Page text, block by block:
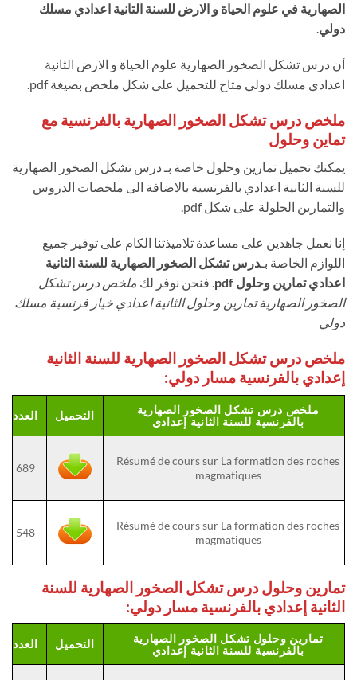
الصهارية في علوم الحياة و الارض للسنة التانية اعدادي مسلك
دولي
أن درس تشكل الصخور الصهارية علوم الحياة و الارض الثانية
اعدادي مسلك دولي متاح للتحميل على شكل ملخص بصيغة pdf.
ملخص درس تشكل الصخور الصهارية بالفرنسية مع
تماين وحلول
يمكنك تحميل تمارين وحلول خاصة بـ درس تشكل الصخور الصهارية
للسنة الثانية اعدادي بالفرنسية بالاضافة الى ملخصات الدروس
والتمارين الحلولة على شكل pdf.
إنا نعمل جاهدين على مساعدة تلاميذتنا الكام على توفير جميع
اللوازم الخاصة بـدرس تشكل الصخور الصهارية للسنة الثانية
اعدادي تمارين وحلول pdf
. فنحن نوفر لك ملخص درس تشكل
الصخور الصهارية تمارين وحلول الثانية اعدادي خيار فرنسية مسلك
دولي
ملخص درس تشكل الصخور الصهارية للسنة الثانية
إعدادي بالفرنسية مسار دولي:
ملخص درس تشكل الصخور الصهارية
بالفرنسية للسنة الثانية إعدادي
التحميل العدد
Résumé de cours sur La formation des roches
magmatiques
689
Résumé de cours sur La formation des roches
magmatiques
548
تمارين وحلول درس تشكل الصخور الصهارية للسنة
الثانية إعدادي بالفرنسية مسار دولي:
تمارين وحلول تشكل الصخور الصهارية
بالفرنسية للسنة الثانية إعدادي
التحميل العدد